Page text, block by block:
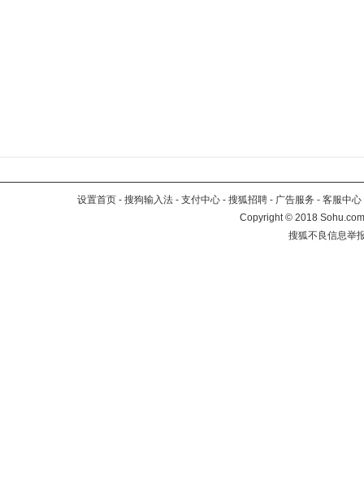
设置首页 - 搜狗输入法 - 支付中心 - 搜狐招聘 - 广告服务 - 客服中心
Copyright©2018
搜狐不良信息举